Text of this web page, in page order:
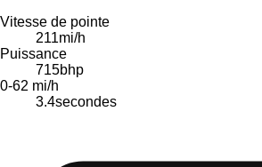
Vitesse de pointe
211mi/h
Puissance
715bhp
0-62 mi/h
3.4secondes